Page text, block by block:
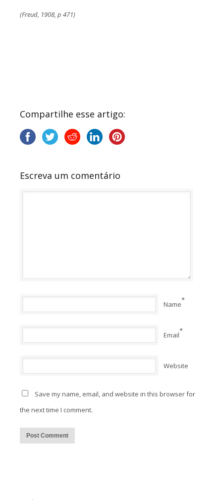
(Freud, 1908, p 471)
Compartilhe esse artigo:
Escreva um comentário
Name*
Email*
Website
Save my name, email, and website in this browser for
the next time I comment.